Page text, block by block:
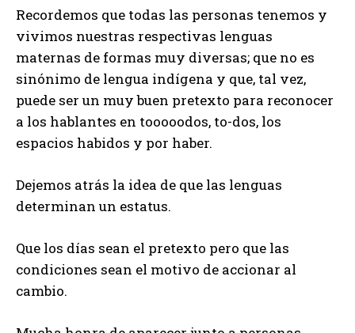
Recordemos que todas las personas tenemos y
vivimos nuestras respectivas lenguas
maternas de formas muy diversas; que no es
sinónimo de lengua indígena y que, tal vez,
puede ser un muy buen pretexto para reconocer
a los hablantes en tooooodos, to-dos, los
espacios habidos y por haber.
Dejemos atrás la idea de que las lenguas
determinan un estatus.
Que los días sean el pretexto pero que las
condiciones sean el motivo de accionar al
cambio.